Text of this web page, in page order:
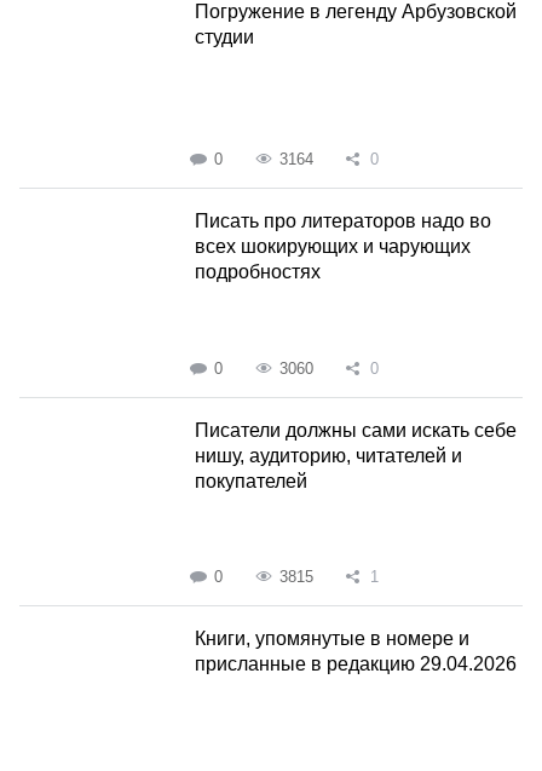
Погружение в легенду Арбузовской
студии
0 3164 0
Писать про литераторов надо во
всех шокирующих и чарующих
подробностях
0 3060 0
Писатели должны сами искать себе
нишу, аудиторию, читателей и
покупателей
0 3815 1
Книги, упомянутые в номере и
присланные в редакцию 29.04.2026